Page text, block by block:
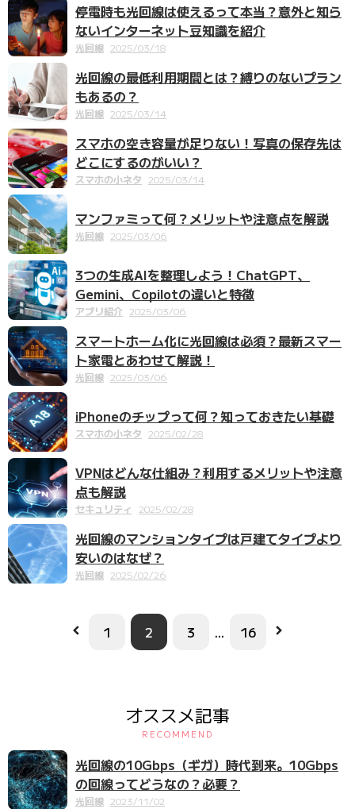
停電時も光回線は使えるって本当？意外と知ら
ないインターネット豆知識を紹介
光回線 2025/03/18
光回線の最低利用期間とは？縛りのないプラン
もあるの？
光回線 2025/03/14
スマホの空き容量が足りない！写真の保存先は
どこにするのがいい？
スマホの小ネタ 2025/03/14
マンファミって何？メリットや注意点を解説
光回線 2025/03/06
3つの生成AIを整理しよう！ChatGPT、
Gemini、Copilotの違いと特徴
アプリ紹介 2025/03/06
スマートホーム化に光回線は必須？最新スマー
ト家電とあわせて解説！
光回線 2025/03/06
iPhoneのチップって何？知っておきたい基礎
スマホの小ネタ 2025/02/28
VPNはどんな仕組み？利用するメリットや注意
点も解説
セキュリティ 2025/02/28
光回線のマンションタイプは戸建てタイプより
安いのはなぜ？
光回線 2025/02/26
1 2 3 ... 16
オススメ記事
RECOMMEND
光回線の10Gbps（ギガ）時代到来。10Gbps
の回線ってどうなの？必要？
光回線 2023/11/02